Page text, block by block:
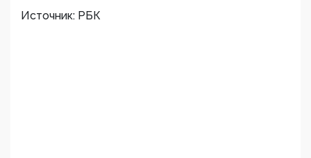
Источник: РБК